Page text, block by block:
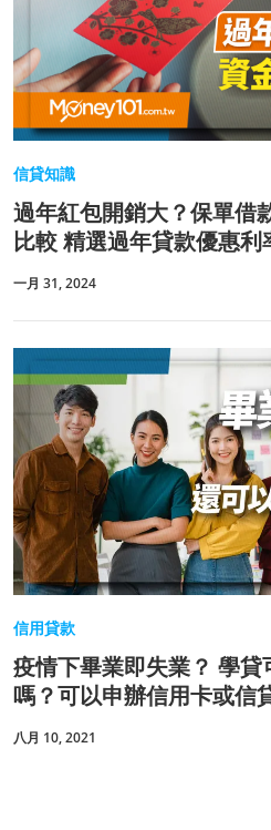
信貸知識
過年紅包開銷大？保單借
比較 精選過年貸款優惠利
一月 31, 2024
信用貸款
疫情下畢業即失業？ 學
嗎？可以申辦信用卡或信
八月 10, 2021